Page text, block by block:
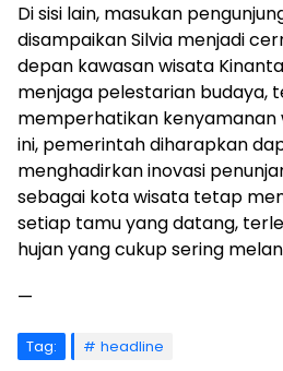
Di sisi lain, masukan
disampaikan Silvia menjadi
depan kawasan wisata
menjaga pelestarian budaya,
memperhatikan kenyamanan
ini, pemerintah diharapkan
menghadirkan inovasi
sebagai kota wisata tetap
setiap tamu yang datang,
hujan yang cukup sering
—
Tag: headline